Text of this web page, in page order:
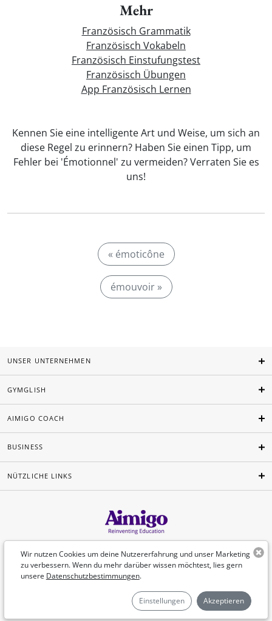
Mehr
Französisch Grammatik
Französisch Vokabeln
Französisch Einstufungstest
Französisch Übungen
App Französisch Lernen
Kennen Sie eine intelligente Art und Weise, um sich an
diese Regel zu erinnern? Haben Sie einen Tipp, um
Fehler bei 'Émotionnel' zu vermeiden? Verraten Sie es
uns!
« émoticône
émouvoir »
Wir nutzen Cookies um deine Nutzererfahrung und unser Marketing
zu verbessern. Wenn du mehr darüber wissen möchtest, lies gern
unsere Datenschutzbestimmungen.
Einstellungen Akzeptieren
UNSER UNTERNEHMEN
GYMGLISH
AIMIGO COACH
BUSINESS
NÜTZLICHE LINKS
Deutsch
©Aimigo 2026